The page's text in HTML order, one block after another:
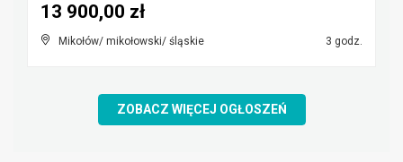
Mikołów/ mikołowski/ śląskie 3 godz.
13 900,00 zł
ZOBACZ WIĘCEJ OGŁOSZEŃ